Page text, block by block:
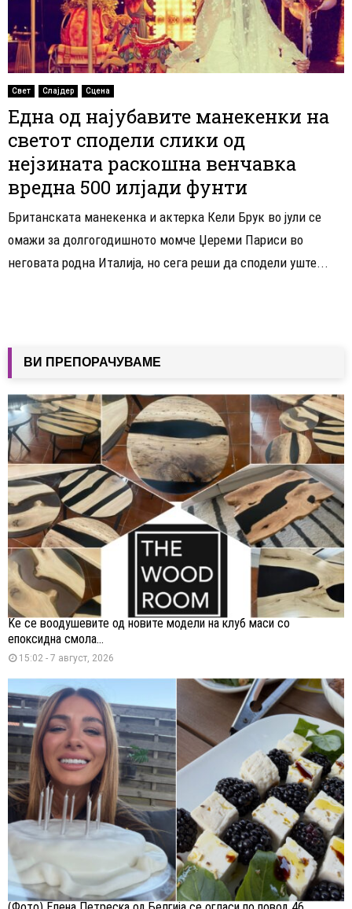
Свет Слајдер Сцена
Една од најубавите манекенки на
светот сподели слики од
нејзината раскошна венчавка
вредна 500 илјади фунти
Британската манекенка и актерка Кели Брук во јули се
омажи за долгогодишното момче Џереми Париси во
неговата родна Италија, но сега реши да сподели уште...
ВИ ПРЕПОРАЧУВАМЕ
Ќе се воодушевите од новите модели на клуб маси со
епоксидна смола...
15:02 - 7 август, 2026